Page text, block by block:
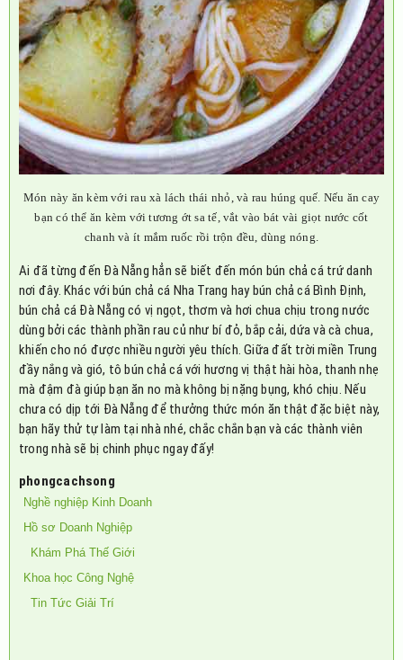
Món này ăn kèm với rau xà lách thái nhỏ, và rau húng quế. Nếu ăn cay
bạn có thể ăn kèm với tương ớt sa tế, vắt vào bát vài giọt nước cốt
chanh và ít mắm ruốc rồi trộn đều, dùng nóng.
Ai đã từng đến Đà Nẵng hẳn sẽ biết đến món bún chả cá trứ danh
nơi đây. Khác với bún chả cá Nha Trang hay bún chả cá Bình Định,
bún chả cá Đà Nẵng có vị ngọt, thơm và hơi chua chịu trong nước
dùng bởi các thành phần rau củ như bí đỏ, bắp cải, dứa và cà chua,
khiến cho nó được nhiều người yêu thích. Giữa đất trời miền Trung
đầy nắng và gió, tô bún chả cá với hương vị thật hài hòa, thanh nhẹ
mà đậm đà giúp bạn ăn no mà không bị nặng bụng, khó chịu. Nếu
chưa có dịp tới Đà Nẵng để thưởng thức món ăn thật đặc biệt này,
bạn hãy thử tự làm tại nhà nhé, chắc chắn bạn và các thành viên
trong nhà sẽ bị chinh phục ngay đấy!
phongcachsong
Nghề nghiệp Kinh Doanh
Hồ sơ Doanh Nghiệp
Khám Phá Thế Giới
Khoa học Công Nghệ
Tin Tức Giải Trí